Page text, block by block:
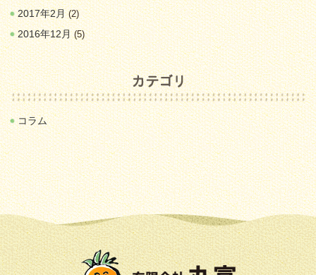
2017年2月(2)
2016年12月(5)
コラム